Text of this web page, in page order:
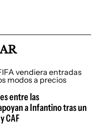
entre las
a Infantino tras un
CAF